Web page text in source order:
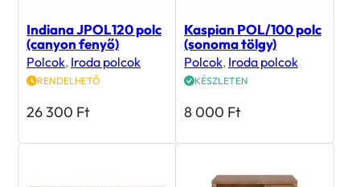
Indiana JPOL120 polc
(canyon fenyő)
Polcok, Iroda polcok
RENDELHETŐ
26 300 Ft
Kaspian POL/100 polc
(sonoma tölgy)
Polcok, Iroda polcok
KÉSZLETEN
8 000 Ft